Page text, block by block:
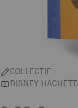
COLLECTIF
DISNEY